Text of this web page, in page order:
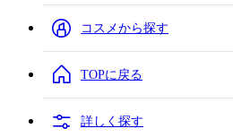
コスメから探す
TOPに戻る
詳しく探す